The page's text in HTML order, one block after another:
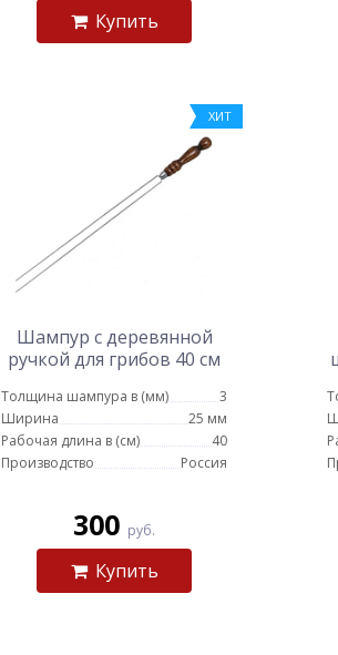
Купить
ХИТ
Шампур с деревянной
ручкой для грибов 40 см
Толщина шампура в (мм)
3
Ширина
25 мм
Рабочая длина в (см)
40
Производство
Россия
300 руб.
Купить